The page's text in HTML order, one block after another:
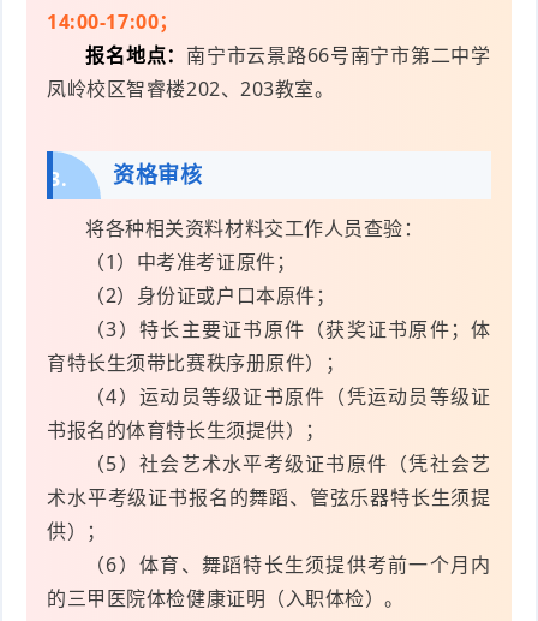
14:00-17:00；
报名地点： 南宁市云景路66号南宁市第二中学
凤岭校区智睿楼202、203教室。
3. 资格审核
将各种相关资料材料交工作人员查验：
（1）中考准考证原件；
（2）身份证或户口本原件；
（3）特长主要证书原件（获奖证书原件；体
育特长生须带比赛秩序册原件）；
（4）运动员等级证书原件（凭运动员等级证
书报名的体育特长生须提供）；
（5）社会艺术水平考级证书原件（凭社会艺
术水平考级证书报名的舞蹈、管弦乐器特长生须提
供）；
（6）体育、舞蹈特长生须提供考前一个月内
的三甲医院体检健康证明（入职体检）。